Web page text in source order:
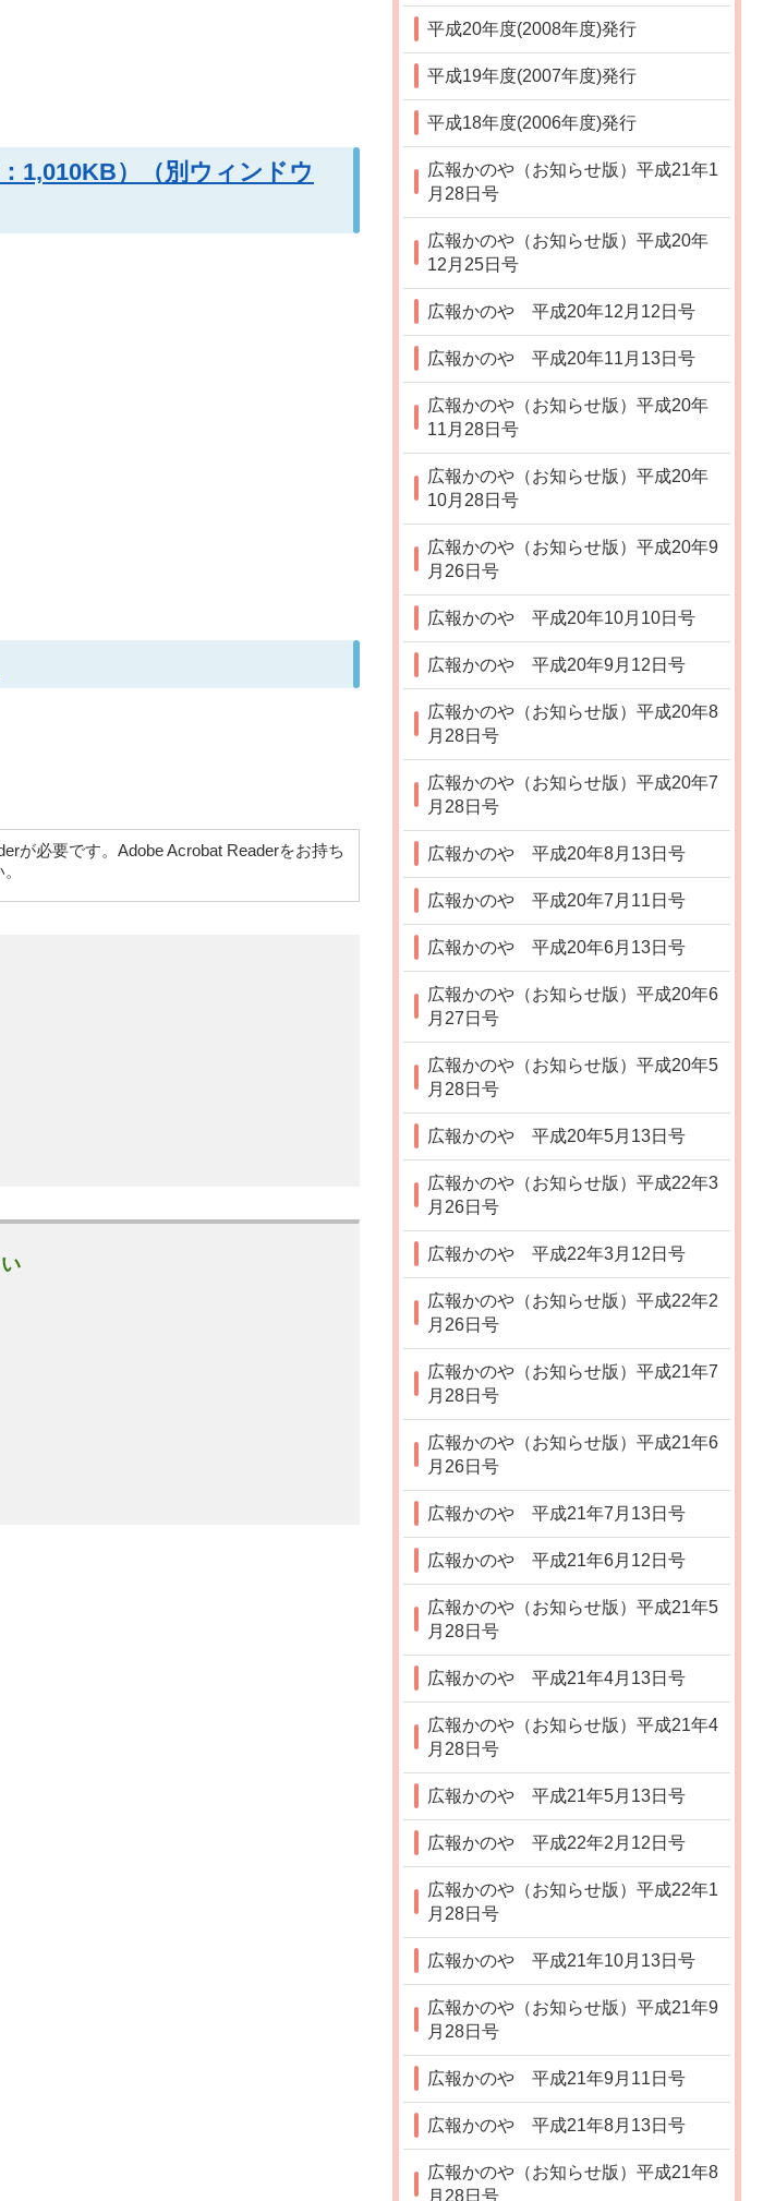
1,010KB）（別ウィンドウ
が必要です。Adobe Acrobat Readerをお持ち
平成20年度(2008年度)発行
平成19年度(2007年度)発行
平成18年度(2006年度)発行
広報かのや（お知らせ版）平成21年1
月28日号
広報かのや（お知らせ版）平成20年
12月25日号
広報かのや 平成20年12月12日号
広報かのや 平成20年11月13日号
広報かのや（お知らせ版）平成20年
11月28日号
広報かのや（お知らせ版）平成20年
10月28日号
広報かのや（お知らせ版）平成20年9
月26日号
広報かのや 平成20年10月10日号
広報かのや 平成20年9月12日号
広報かのや（お知らせ版）平成20年8
月28日号
広報かのや（お知らせ版）平成20年7
月28日号
広報かのや 平成20年8月13日号
広報かのや 平成20年7月11日号
広報かのや 平成20年6月13日号
広報かのや（お知らせ版）平成20年6
月27日号
広報かのや（お知らせ版）平成20年5
月28日号
広報かのや 平成20年5月13日号
広報かのや（お知らせ版）平成22年3
月26日号
広報かのや 平成22年3月12日号
広報かのや（お知らせ版）平成22年2
月26日号
広報かのや（お知らせ版）平成21年7
月28日号
広報かのや（お知らせ版）平成21年6
月26日号
広報かのや 平成21年7月13日号
広報かのや 平成21年6月12日号
広報かのや（お知らせ版）平成21年5
月28日号
広報かのや 平成21年4月13日号
広報かのや（お知らせ版）平成21年4
月28日号
広報かのや 平成21年5月13日号
広報かのや 平成22年2月12日号
広報かのや（お知らせ版）平成22年1
月28日号
広報かのや 平成21年10月13日号
広報かのや（お知らせ版）平成21年9
月28日号
広報かのや 平成21年9月11日号
広報かのや 平成21年8月13日号
広報かのや（お知らせ版）平成21年8
月28日号